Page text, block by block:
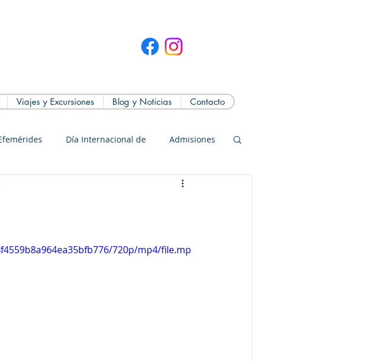
Viajes y Excursiones Blog y Noticias Contacto
Día Internacional de Admisiones
720p/mp4/file.mp